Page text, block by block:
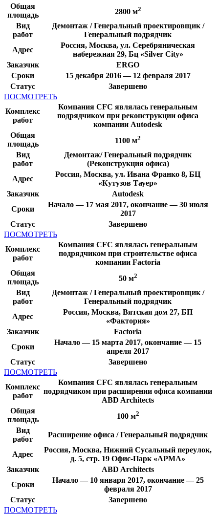
Общая
площадь
2800 м2
Вид
работ
Демонтаж / Генеральный проектировщик /
Генеральный подрядчик
Адрес
Россия, Москва, ул. Серебряническая
набережная 29, Бц «Silver City»
Заказчик
ERGO
Сроки
15 декабря 2016 — 12 февраля 2017
Статус
Завершено
ПОСМОТРЕТЬ
Комплекс
работ
Компания CFC являлась генеральным
подрядчиком при реконструкции офиса
компании Autodesk
Общая
площадь
1100 м2
Вид
работ
Демонтаж/ Генеральный подрядчик
(Реконструкция офиса)
Адрес
Россия, Москва, ул. Ивана Франко 8, БЦ
«Кутузов Тауер»
Заказчик
Autodesk
Сроки
Начало — 17 мая 2017, окончание — 30 июля
2017
Статус
Завершено
ПОСМОТРЕТЬ
Комплекс
работ
Компания CFC являлась генеральным
подрядчиком при строительстве офиса
компании Factoria
Общая
площадь
50 м2
Вид
работ
Демонтаж / Генеральный проектировщик /
Генеральный подрядчик
Адрес
Россия, Москва, Вятская дом 27, БП
«Фактория»
Заказчик
Factoria
Сроки
Начало — 15 марта 2017, окончание — 15
апреля 2017
Статус
Завершено
ПОСМОТРЕТЬ
Комплекс
работ
Компания CFC являлась генеральным
подрядчиком при расширении офиса компании
ABD Architects
Общая
площадь
100 м2
Вид
работ
Расширение офиса / Генеральный подрядчик
Адрес
Россия, Москва, Нижний Сусальный переулок,
д. 5, стр. 19 Офис-Парк «АРМА»
Заказчик
ABD Architects
Сроки
Начало — 10 января 2017, окончание — 25
февраля 2017
Статус
Завершено
ПОСМОТРЕТЬ